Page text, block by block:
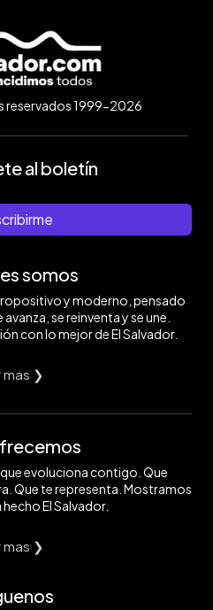
reservados 1999-2026
al boletín
somos
y moderno, pensado
se reinventa y se une.
con lo mejor de El Salvador.
mas ❯
evoluciona contigo. Que
Que te representa. Mostramos
El Salvador.
mas ❯